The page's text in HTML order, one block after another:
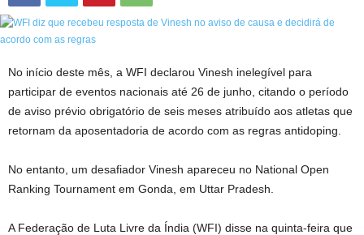
No início deste mês, a WFI declarou Vinesh inelegível para
participar de eventos nacionais até 26 de junho, citando o período
de aviso prévio obrigatório de seis meses atribuído aos atletas que
retornam da aposentadoria de acordo com as regras antidoping.
No entanto, um desafiador Vinesh apareceu no National Open
Ranking Tournament em Gonda, em Uttar Pradesh.
A Federação de Luta Livre da Índia (WFI) disse na quinta-feira que